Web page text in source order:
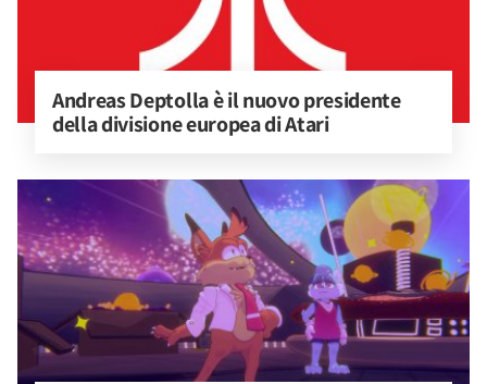
Andreas Deptolla è il nuovo presidente
della divisione europea di Atari